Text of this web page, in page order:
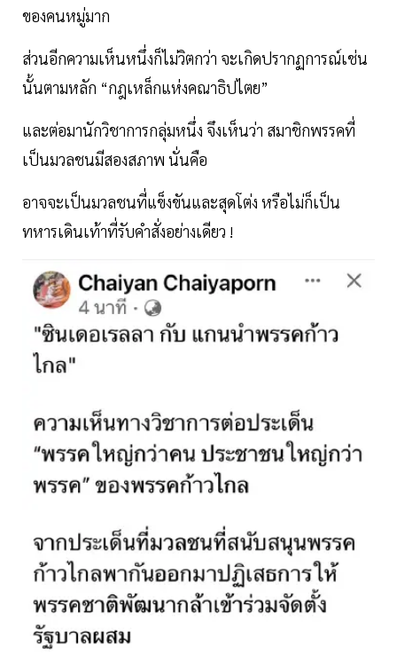
ของคนหมู่มาก
ส่วนอีกความเห็นหนึ่งก็ไม่วิตกว่า จะเกิดปรากฏการณ์เช่น
นั้นตามหลัก “กฎเหล็กแห่งคณาธิปไตย”
และต่อมานักวิชาการกลุ่มหนึ่ง จึงเห็นว่า สมาชิกพรรคที่
เป็นมวลชนมีสองสภาพ นั่นคือ
อาจจะเป็นมวลชนที่แข็งขันและสุดโต่ง หรือไม่ก็เป็น
ทหารเดินเท้าที่รับคำสั่งอย่างเดียว !